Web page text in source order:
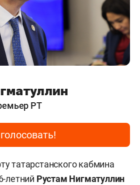
— это больше статус, на
и зона ответственности как
Лисичанска и Рубежное
республики. Он даже
части не в РТ. То же самое
в РФ 65-летнего
. Его главная задача —
республики на
и в этом смысле он
премьер.
РТ
голосовать!
татарстанского кабмина
летний Рустам Нигматуллин